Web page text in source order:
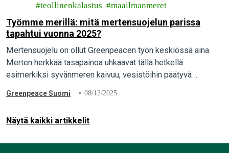
teollinenkalastus
maailmanmeret
Työmme merillä: mitä mertensuojelun parissa
tapahtui vuonna 2025?
Mertensuojelu on ollut Greenpeacen työn keskiössä aina.
Merten herkkää tasapainoa uhkaavat tällä hetkellä
esimerkiksi syvänmeren kaivuu, vesistöihin päätyvä
pohjatroolaus. Mitä näiden aiheiden parissa…
Greenpeace Suomi 08/12/2025
Näytä kaikki artikkelit